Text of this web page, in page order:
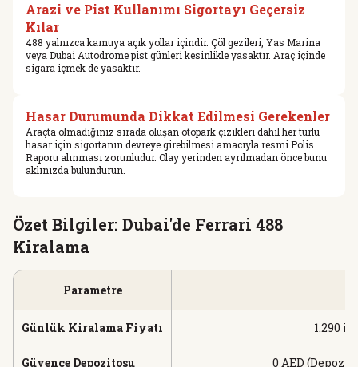
Arazi ve Pist Kullanımı Sigortayı Geçersiz
Kılar
488 yalnızca kamuya açık yollar içindir. Çöl gezileri, Yas Marina
veya Dubai Autodrome pist günleri kesinlikle yasaktır. Araç içinde
sigara içmek de yasaktır.
Hasar Durumunda Dikkat Edilmesi Gerekenler
Araçta olmadığınız sırada oluşan otopark çizikleri dahil her türlü
hasar için sigortanın devreye girebilmesi amacıyla resmi Polis
Raporu alınması zorunludur. Olay yerinden ayrılmadan önce bunu
aklınızda bulundurun.
Özet Bilgiler: Dubai'de Ferrari 488
Kiralama
Parametre
Günlük Kiralama Fiyatı 1.290
Güvence Depozitosu 0 AED